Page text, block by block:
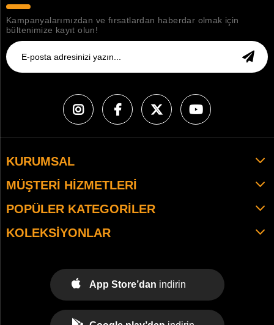
Kampanyalarımızdan ve fırsatlardan haberdar olmak için
bültenimize kayıt olun!
KURUMSAL
MÜŞTERI HIZMETLERI
POPÜLER KATEGORILER
KOLEKSIYONLAR
App Store’dan indirin